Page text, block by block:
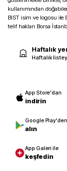
kullanımından
BIST isim ve logosu ile
telif hakları Borsa
Haftalık
Haftalık
App Store'dan
indirin
Google Play'den
alın
App Galeri ile
keşfedin